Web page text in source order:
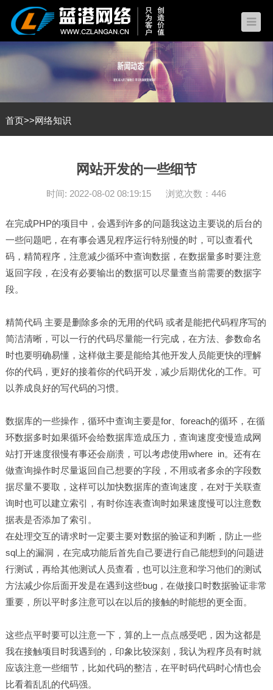
首页>>网络知识
网站开发的一些细节
时间: 2022-08-02 08:19:15 浏览次数：446
在完成PHP的项目中，会遇到许多的问题我这边主要说的后台的
一些问题吧，在有事会遇见程序运行特别慢的时，可以查看代
码，精简程序，注意减少循环中查询数据，在数据量多时要注意
返回字段，在没有必要输出的数据可以尽量查当前需要的数据字
段。
精简代码 主要是删除多余的无用的代码 或者是能把代码程序写的
简洁清晰，可以一行的代码尽量能一行完成，在方法、参数命名
时也要明确易懂，这样做主要是能给其他开发人员能更快的理解
你的代码，更好的接着你的代码开发，减少后期优化的工作。可
以养成良好的写代码的习惯。
数据库的一些操作，循环中查询主要是for、foreach的循环，在循
环数据多时如果循环会给数据库造成压力，查询速度变慢造成网
站打开速度很慢有事还会崩溃，可以考虑使用where in。还有在
做查询操作时尽量返回自己想要的字段，不用或者多余的字段数
据尽量不要取，这样可以加快数据库的查询速度，在对于关联查
询时也可以建立索引，有时你连表查询时如果速度慢可以注意数
据表是否添加了索引。
在处理交互的请求时一定要主要对数据的验证和判断，防止一些
sql上的漏洞，在完成功能后首先自己要进行自己能想到的问题进
行测试，再给其他测试人员查看，也可以注意和学习他们的测试
方法减少你后面开发是在遇到这些bug，在做接口时数据验证非常
重要，所以平时多注意可以在以后的接触的时能想的更全面。
这些点平时要可以注意一下，算的上一点点感受吧，因为这都是
我在接触项目时我遇到的，印象比较深刻，我认为程序员有时就
应该注意一些细节，比如代码的整洁，在平时码代码时心情也会
比看着乱乱的代码强。